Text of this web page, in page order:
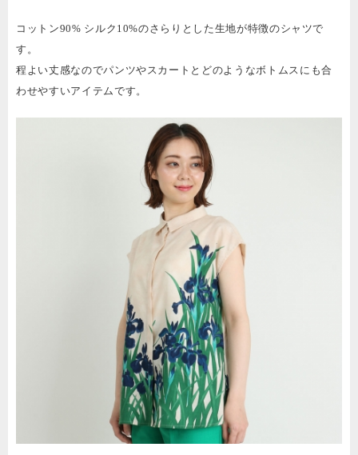
コットン90% シルク10%のさらりとした生地が特徴のシャツで
す。
程よい丈感なのでパンツやスカートとどのようなボトムスにも合
わせやすいアイテムです。